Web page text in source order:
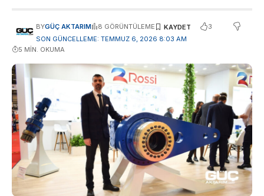
SON GÜNCELLEME: TEMMUZ 6, 2026 8:03 AM
BYGÜÇ AKTARIM 8 GÖRÜNTÜLEME 3
5 MIN. OKUMA